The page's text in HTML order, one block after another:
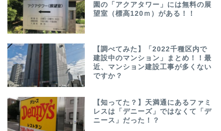
園の「アクアタワー」には無料の展
望室（標高120ｍ）がある！！
【調べてみた】「2022千種区内で
建設中のマンション」まとめ！！最
近、マンション建設工事が多くない
ですか？
【知ってた？】天満通にあるファミ
レスは「デニーズ」ではなくて「デ
ニース」だった！？